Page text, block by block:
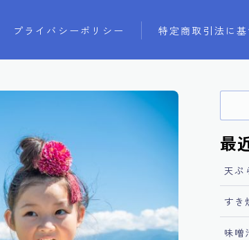
プライバシーポリシー 特定商取引法に
最
天ぷ
すき
味噌